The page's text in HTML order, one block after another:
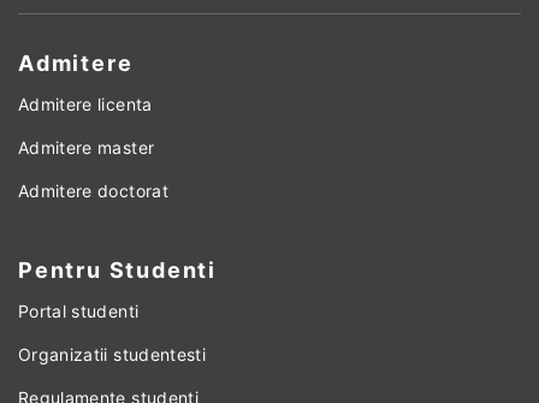
Admitere
Admitere licenta
Admitere master
Admitere doctorat
Pentru Studenti
Portal studenti
Organizatii studentesti
Regulamente studenti